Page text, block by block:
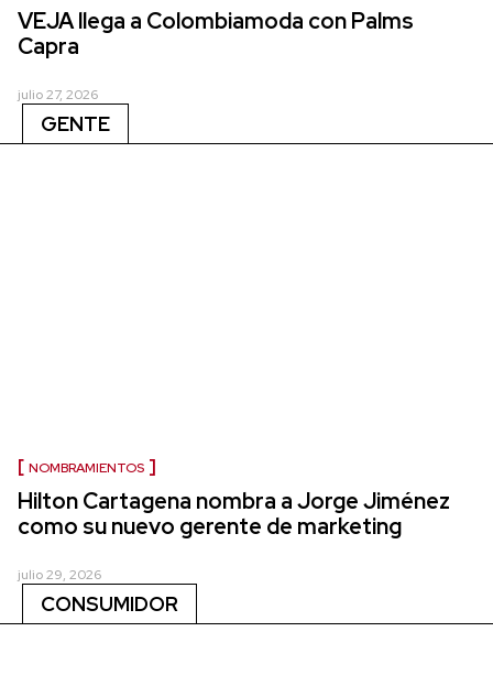
VEJA llega a Colombiamoda con Palms
Capra
julio 27, 2026
GENTE
NOMBRAMIENTOS
Hilton Cartagena nombra a Jorge Jiménez
como su nuevo gerente de marketing
julio 29, 2026
CONSUMIDOR